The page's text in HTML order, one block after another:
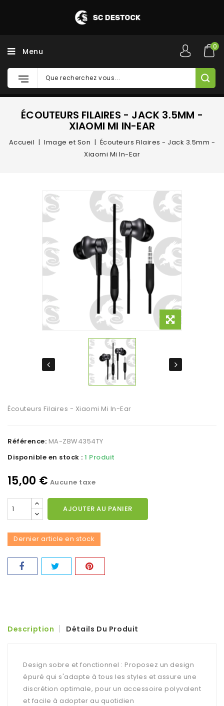
Menu
0
ÉCOUTEURS FILAIRES - JACK 3.5MM -
XIAOMI MI IN-EAR
Accueil Image et Son
Écouteurs Filaires - Jack 3.5mm -
Xiaomi Mi In-Ear
Écouteurs Filaires - Xiaomi Mi In-Ear
Référence: MA-ZBW4354TY
Disponible en stock : 1 Produit
15,00 € Aucune taxe
AJOUTER AU PANIER
Dernier article en stock
Description Détails Du Produit
Design sobre et fonctionnel : Proposez un design
épuré qui s'adapte à tous les styles et assure une
discrétion optimale, pour un accessoire polyvalent
et facile à adopter au quotidien